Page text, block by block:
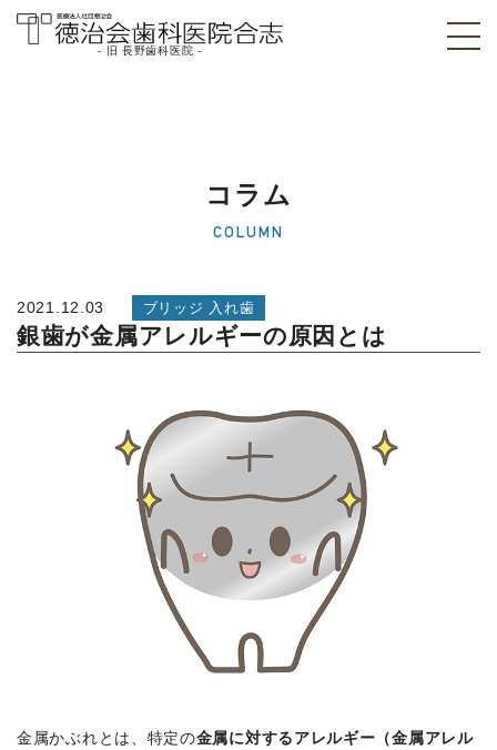
医院]｜熊本県合志
- 旧 長野歯科医院 -
コラム
COLUMN
2021.12.03 ブリッジ 入れ歯
銀歯が金属アレルギーの原因とは
金属かぶれとは、特定の金属に対するアレルギー（金属アレル